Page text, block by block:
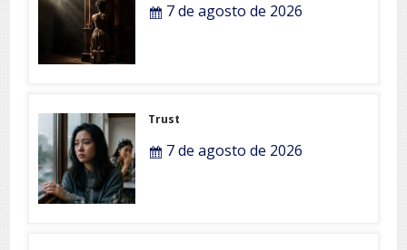
7 de agosto de 2026
Trust
7 de agosto de 2026